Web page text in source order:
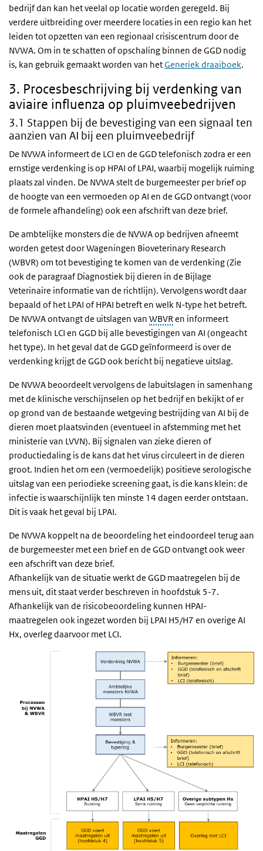
bedrijf dan kan het veelal op locatie worden geregeld. Bij
verdere uitbreiding over meerdere locaties in een regio kan het
leiden tot opzetten van een regionaal crisiscentrum door de
NVWA. Om in te schatten of opschaling binnen de GGD nodig
is, kan gebruik gemaakt worden van hetGeneriek draaiboek.
3. Procesbeschrijving bij verdenking van
aviaire influenza op pluimveebedrijven
3.1 Stappen bij de bevestiging van een signaal ten
aanzien van AI bij een pluimveebedrijf
De NVWA informeert de LCI en de GGD telefonisch zodra er een
ernstige verdenking is op HPAI of LPAI, waarbij mogelijk ruiming
plaats zal vinden. De NVWA stelt de burgemeester per brief op
de hoogte van een vermoeden op AI en de GGD ontvangt (voor
de formele afhandeling) ook een afschrift van deze brief.
De ambtelijke monsters die de NVWA op bedrijven afneemt
worden getest door Wageningen Bioveterinary Research
(WBVR) om tot bevestiging te komen van de verdenking (Zie
ook de paragraaf Diagnostiek bij dieren in de Bijlage
Veterinaire informatie van de richtlijn). Vervolgens wordt daar
bepaald of het LPAI of HPAI betreft en welk N-type het betreft.
De NVWA ontvangt de uitslagen van WBVRen informeert
telefonisch LCI en GGD bij alle bevestigingen van AI (ongeacht
het type). In het geval dat de GGD geïnformeerd is over de
verdenking krijgt de GGD ook bericht bij negatieve uitslag.
De NVWA beoordeelt vervolgens de labuitslagen in samenhang
met de klinische verschijnselen op het bedrijf en bekijkt of er
op grond van de bestaande wetgeving bestrijding van AI bij de
dieren moet plaatsvinden (eventueel in afstemming met het
ministerie van LVVN). Bij signalen van zieke dieren of
productiedaling is de kans dat het virus circuleert in de dieren
groot. Indien het om een (vermoedelijk) positieve serologische
uitslag van een periodieke screening gaat, is die kans klein: de
infectie is waarschijnlijk ten minste 14 dagen eerder ontstaan.
Dit is vaak het geval bij LPAI.
De NVWA koppelt na de beoordeling het eindoordeel terug aan
de burgemeester met een brief en de GGD ontvangt ook weer
een afschrift van deze brief.
Afhankelijk van de situatie werkt de GGD maatregelen bij de
mens uit, dit staat verder beschreven in hoofdstuk 5-7.
Afhankelijk van de risicobeoordeling kunnen HPAI-
maatregelen ook ingezet worden bij LPAI H5/H7 en overige AI
Hx, overleg daarvoor met LCI.